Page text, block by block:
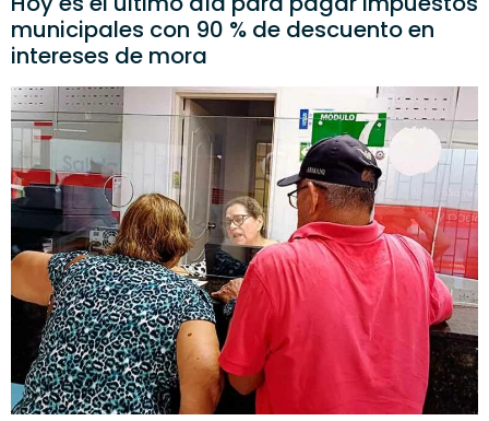
municipales con 90 % de descuento en
intereses de mora